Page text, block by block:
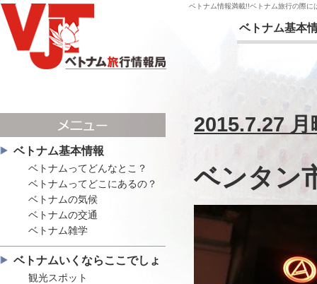
ベトナム情報満載!!ベトナム旅行の際
ベトナム基本
ベトナム基本情報
ベトナムってどんなとこ？
ベトナムってどこにあるの？
ベトナムの気候
ベトナムの交通
ベトナム雑学
ベトナムいくならここでしょ
観光スポット
2015.7.27 月
ベンタン